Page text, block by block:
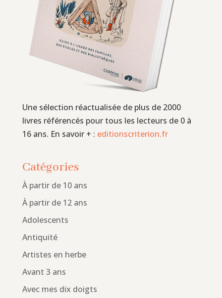
Une sélection réactualisée de plus de 2000
livres référencés pour tous les lecteurs de 0 à
16 ans. En savoir + : editionscriterion.fr
Catégories
À partir de 10 ans
À partir de 12 ans
Adolescents
Antiquité
Artistes en herbe
Avant 3 ans
Avec mes dix doigts